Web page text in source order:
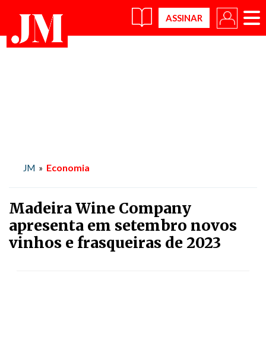
×
JM » Economia
Madeira Wine Company
apresenta em setembro novos
vinhos e frasqueiras de 2023